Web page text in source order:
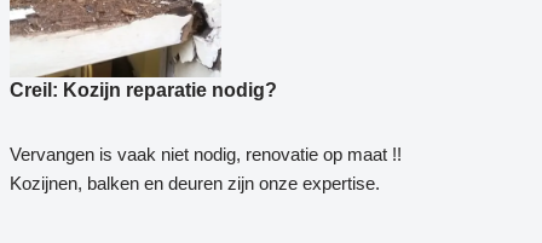
Creil: Kozijn reparatie nodig?
Vervangen is vaak niet nodig, renovatie op maat !!
Kozijnen, balken en deuren zijn onze expertise.